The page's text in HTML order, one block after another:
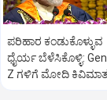
ಪರಿಹಾರ ಕಂಡುಕೊಳ್ಳುವ
ಧೈರ್ಯ ಬೆಳೆಸಿಕೊಳ್ಳಿ:
Z ಗಳಿಗೆ ಮೋದಿ